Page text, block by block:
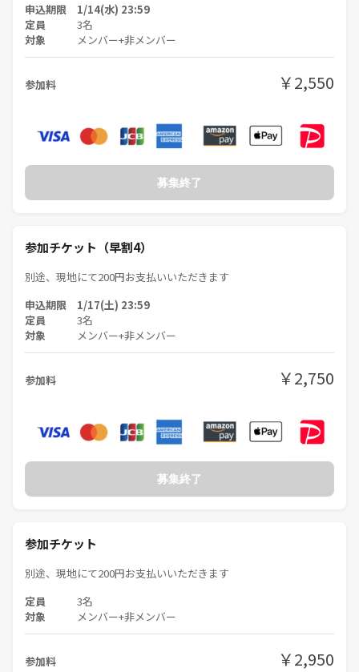
主催側では2次会等は企画しておりません。
※以下、ご確認願います。
【禁止事項】
・社会人として非常識な言動や行動
━━━━━━━━━━━━━━━━
【注意事項】
・サークルメンバー同士や参加者同士のトラブルをはじめ、いかなるト
ラブルの発生についても当サークルは一切の責任を負いません。
━━━━━━━━━━━━━━━━
【ご質問など】
メントください。
※返信にお時間をいただく場合があります。予めご了承ください。
━━━━━━━━━━━━━━━━
申込期限 1/14(水) 23:59
定員 3名
対象 メンバー+非メンバー
参加料 ￥2,550
募集終了
参加チケット（早割4）
別途、現地にて200円お支払いいただきます
申込期限 1/17(土) 23:59
定員 3名
対象 メンバー+非メンバー
参加料 ￥2,750
募集終了
参加チケット
別途、現地にて200円お支払いいただきます
定員 3名
対象 メンバー+非メンバー
参加料 ￥2,950